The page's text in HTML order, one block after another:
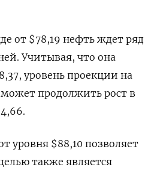
от $78,19 нефть ждет ряд
Учитывая, что она
уровень проекции на
может продолжить рост в
уровня $88,10 позволяет
также является